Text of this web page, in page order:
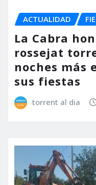
ACTUALIDAD
La Cabra
rossejat
noches más
sus fiestas
torrent al dia